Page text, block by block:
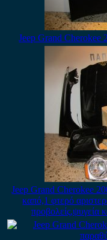
Jeep Grand Cherokee
Jeep Grand Cherokee
καπό,1 φτερό
προβολείς,ψυγεία